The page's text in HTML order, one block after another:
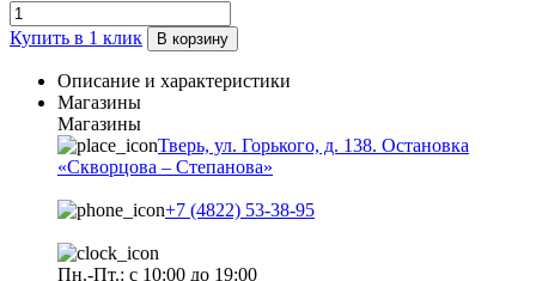
Купить в 1 клик В корзину
Описание и характеристики
Магазины
Магазины
Тверь, ул. Горького, д. 138. Остановка
«Скворцова – Степанова»
+7 (4822) 53-38-95
Пн.-Пт.: с 10:00 до 19:00